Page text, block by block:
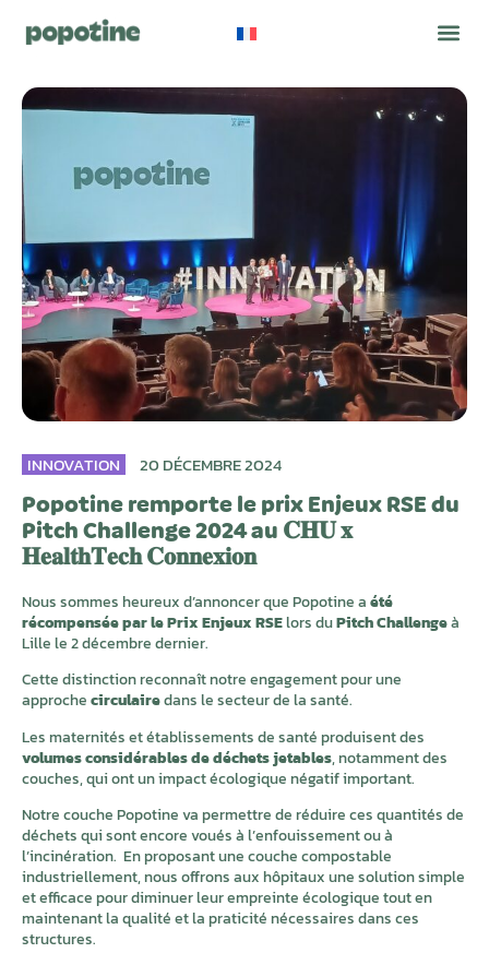
INNOVATION 20 DÉCEMBRE 2024
Popotine remporte le prix Enjeux RSE du
Pitch Challenge 2024 au 𝐂𝐇𝐔 𝐱
𝐇𝐞𝐚𝐥𝐭𝐡𝐓𝐞𝐜𝐡 𝐂𝐨𝐧𝐧𝐞𝐱𝐢𝐨𝐧
Nous sommes heureux d’annoncer que Popotine aété
récompensée par le Prix Enjeux RSElors duPitch Challengeà
Lille le 2 décembre dernier.
Cette distinction reconnaît notre engagement pour une
approchecirculairedans le secteur de la santé.
Les maternités et établissements de santé produisent des
volumes considérables de déchets jetables, notamment des
couches, qui ont un impact écologique négatif important.
Notre couche Popotine va permettre de réduire ces quantités de
déchets qui sont encore voués à l’enfouissement ou à
l’incinération. En proposant une couche compostable
industriellement, nous offrons aux hôpitaux une solution simple
et efficace pour diminuer leur empreinte écologique tout en
maintenant la qualité et la praticité nécessaires dans ces
structures.